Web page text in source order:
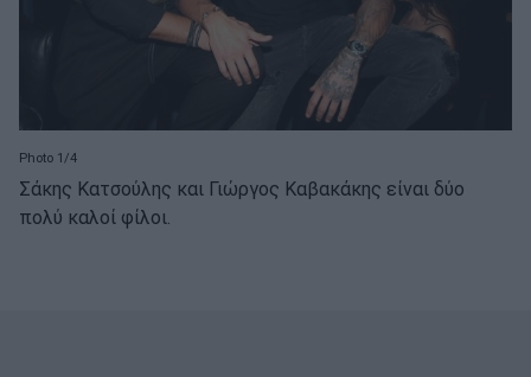
Photo 1/4
Σάκης Κατσούλης και Γιώργος Καβακάκης είναι δύο
πολύ καλοί φίλοι.